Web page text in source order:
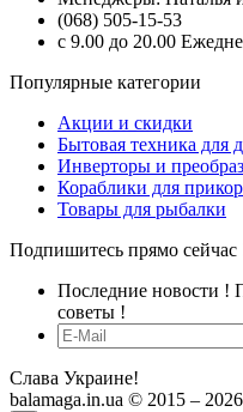
(068) 505-15-53
с 9.00 до 20.00
Популярные категории
Акции и скидки
Бытовая техника для
Инверторы и
Кораблики для
Товары для рыбалки
Подпишитесь прямо сейчас
Последние новости !
советы !
Слава Украине!
balamaga.in.ua © 2015 – 2026